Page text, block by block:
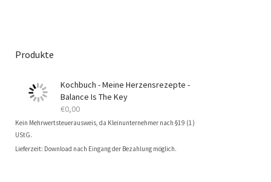
Produkte
Kochbuch - Meine Herzensrezepte -
Balance Is The Key
€0,00
Kein Mehrwertsteuerausweis, da Kleinunternehmer nach §19 (1)
UStG.
Lieferzeit: Download nach Eingang der Bezahlung möglich.